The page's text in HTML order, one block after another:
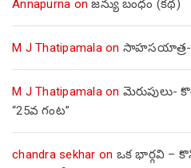
Annapurna onజన్యు బంధం (కథ)
M J Thatipamalaon
M J Thatipamalaon మెరుపులు-
“25వ గంట”
chandra sekhar on ఒక భార్గవి –